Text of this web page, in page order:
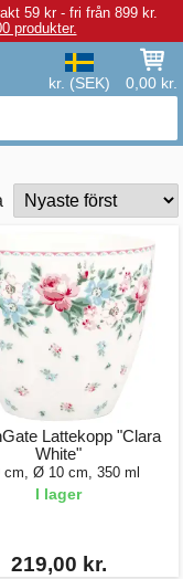
59 kr - fri från 899 kr.
produkter.
kr. (SEK) 0,00 kr.
Lattekopp "Clara
White"
cm, Ø 10 cm, 350 ml
I lager
219,00 kr.